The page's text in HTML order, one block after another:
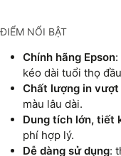
ĐIỂM NỔI BẬT
Chính hãng Epson
kéo dài tuổi thọ
Chất lượng in
màu lâu dài.
Dung tích lớn, tiết
phí hợp lý.
Dễ dàng sử dụng: